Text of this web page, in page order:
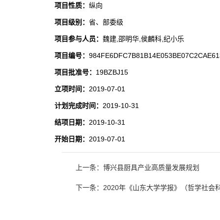
项目性质： 纵向
项目级别： 省、部委级
项目参与人员： 魏建,邵明华,侯麟科,纪小乐
项目编号：
项目批准号： 19BZBJ15
立项时间： 2019-07-01
计划完成时间： 2019-10-31
结项日期： 2019-10-31
开始日期： 2019-07-01
上一条：博兴县厨具产业高质量发展规划
下一条：2020年《山东大学学报》（哲学社会